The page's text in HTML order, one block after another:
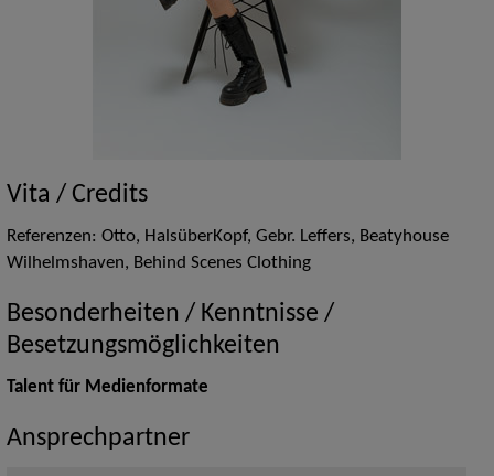
Vita / Credits
Referenzen: Otto, HalsüberKopf, Gebr. Leffers, Beatyhouse
Wilhelmshaven, Behind Scenes Clothing
Besonderheiten / Kenntnisse /
Besetzungsmöglichkeiten
Talent für Medienformate
Ansprechpartner